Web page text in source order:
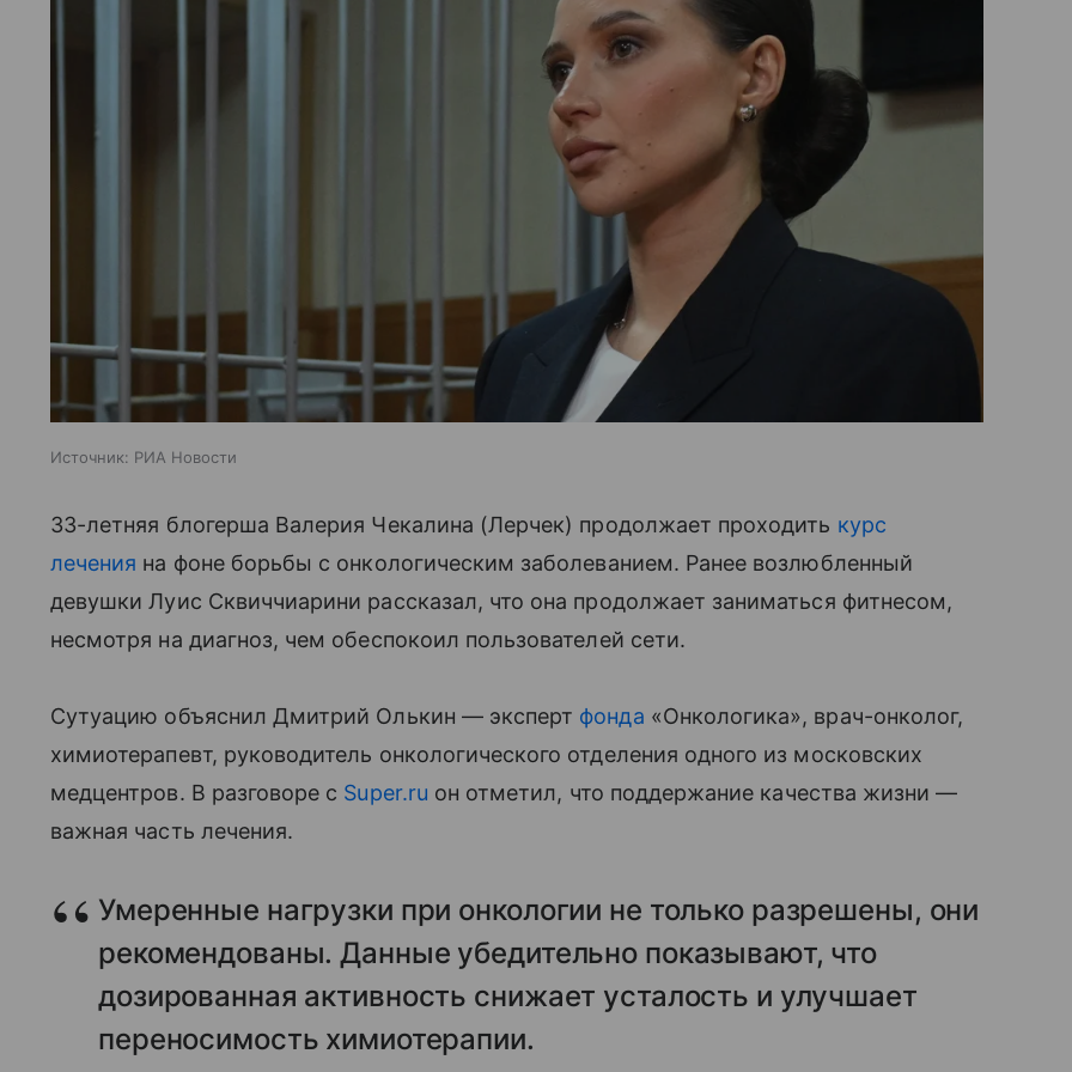
Источник: РИА Новости
33-летняя блогерша Валерия Чекалина (Лерчек) продолжает проходить курс
лечения на фоне борьбы с онкологическим заболеванием. Ранее возлюбленный
девушки Луис Сквиччиарини рассказал, что она продолжает заниматься фитнесом,
несмотря на диагноз, чем обеспокоил пользователей сети.
Сутуацию объяснил Дмитрий Олькин — эксперт фонда «Онкологика», врач-онколог,
химиотерапевт, руководитель онкологического отделения одного из московских
медцентров. В разговоре с Super.ru он отметил, что поддержание качества жизни —
важная часть лечения.
Умеренные нагрузки при онкологии не только разрешены, они
рекомендованы. Данные убедительно показывают, что
дозированная активность снижает усталость и улучшает
переносимость химиотерапии.